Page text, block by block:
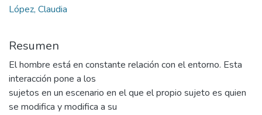
López, Claudia
Resumen
El hombre está en constante relación con el entorno. Esta
interacción pone a los
sujetos en un escenario en el que el propio sujeto es quien
se modifica y modifica a su